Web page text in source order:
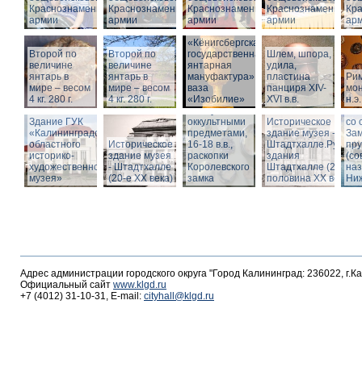
Краснознаменной
армии
Краснознаменной
армии
Краснознаменной
армии
Краснознаменной
армии
Второй по
величине
янтарь в
мире – весом
4 кг. 280 г.
Второй по
величине
янтарь в
мире – весом
4 кг. 280 г.
«Кёнигсбергская
государственная
янтарная
мануфактура» -
ваза
«Изобилие»
Шлем, шпора,
удила,
пластина
панциря XIV-
XVI в.в.
Здание ГУК
«Калининградского
областного
историко-
художественного
музея»
Историческое
здание музея
- Штадтхалле
(20-е XX века)
Шкатулка с
оккультными
предметами,
16-18 в.в.,
раскопки
Королевского
замка
Историческое
здание музея -
Штадтхалле.Руины
здания
Штадтхалле (2-я
половина ХХ века)
-
со
Адрес администрации городского округа "Город Калининград: 236022,
Официальный сайт www.klgd.ru
+7 (4012) 31-10-31, E-mail: cityhall@klgd.ru